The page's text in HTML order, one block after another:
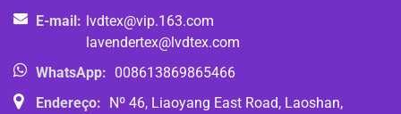
E-mail: lvdtex@vip.163.com
lavendertex@lvdtex.com
WhatsApp: 008613869865466
Endereço: Nº 46, Liaoyang East Road, Laoshan,